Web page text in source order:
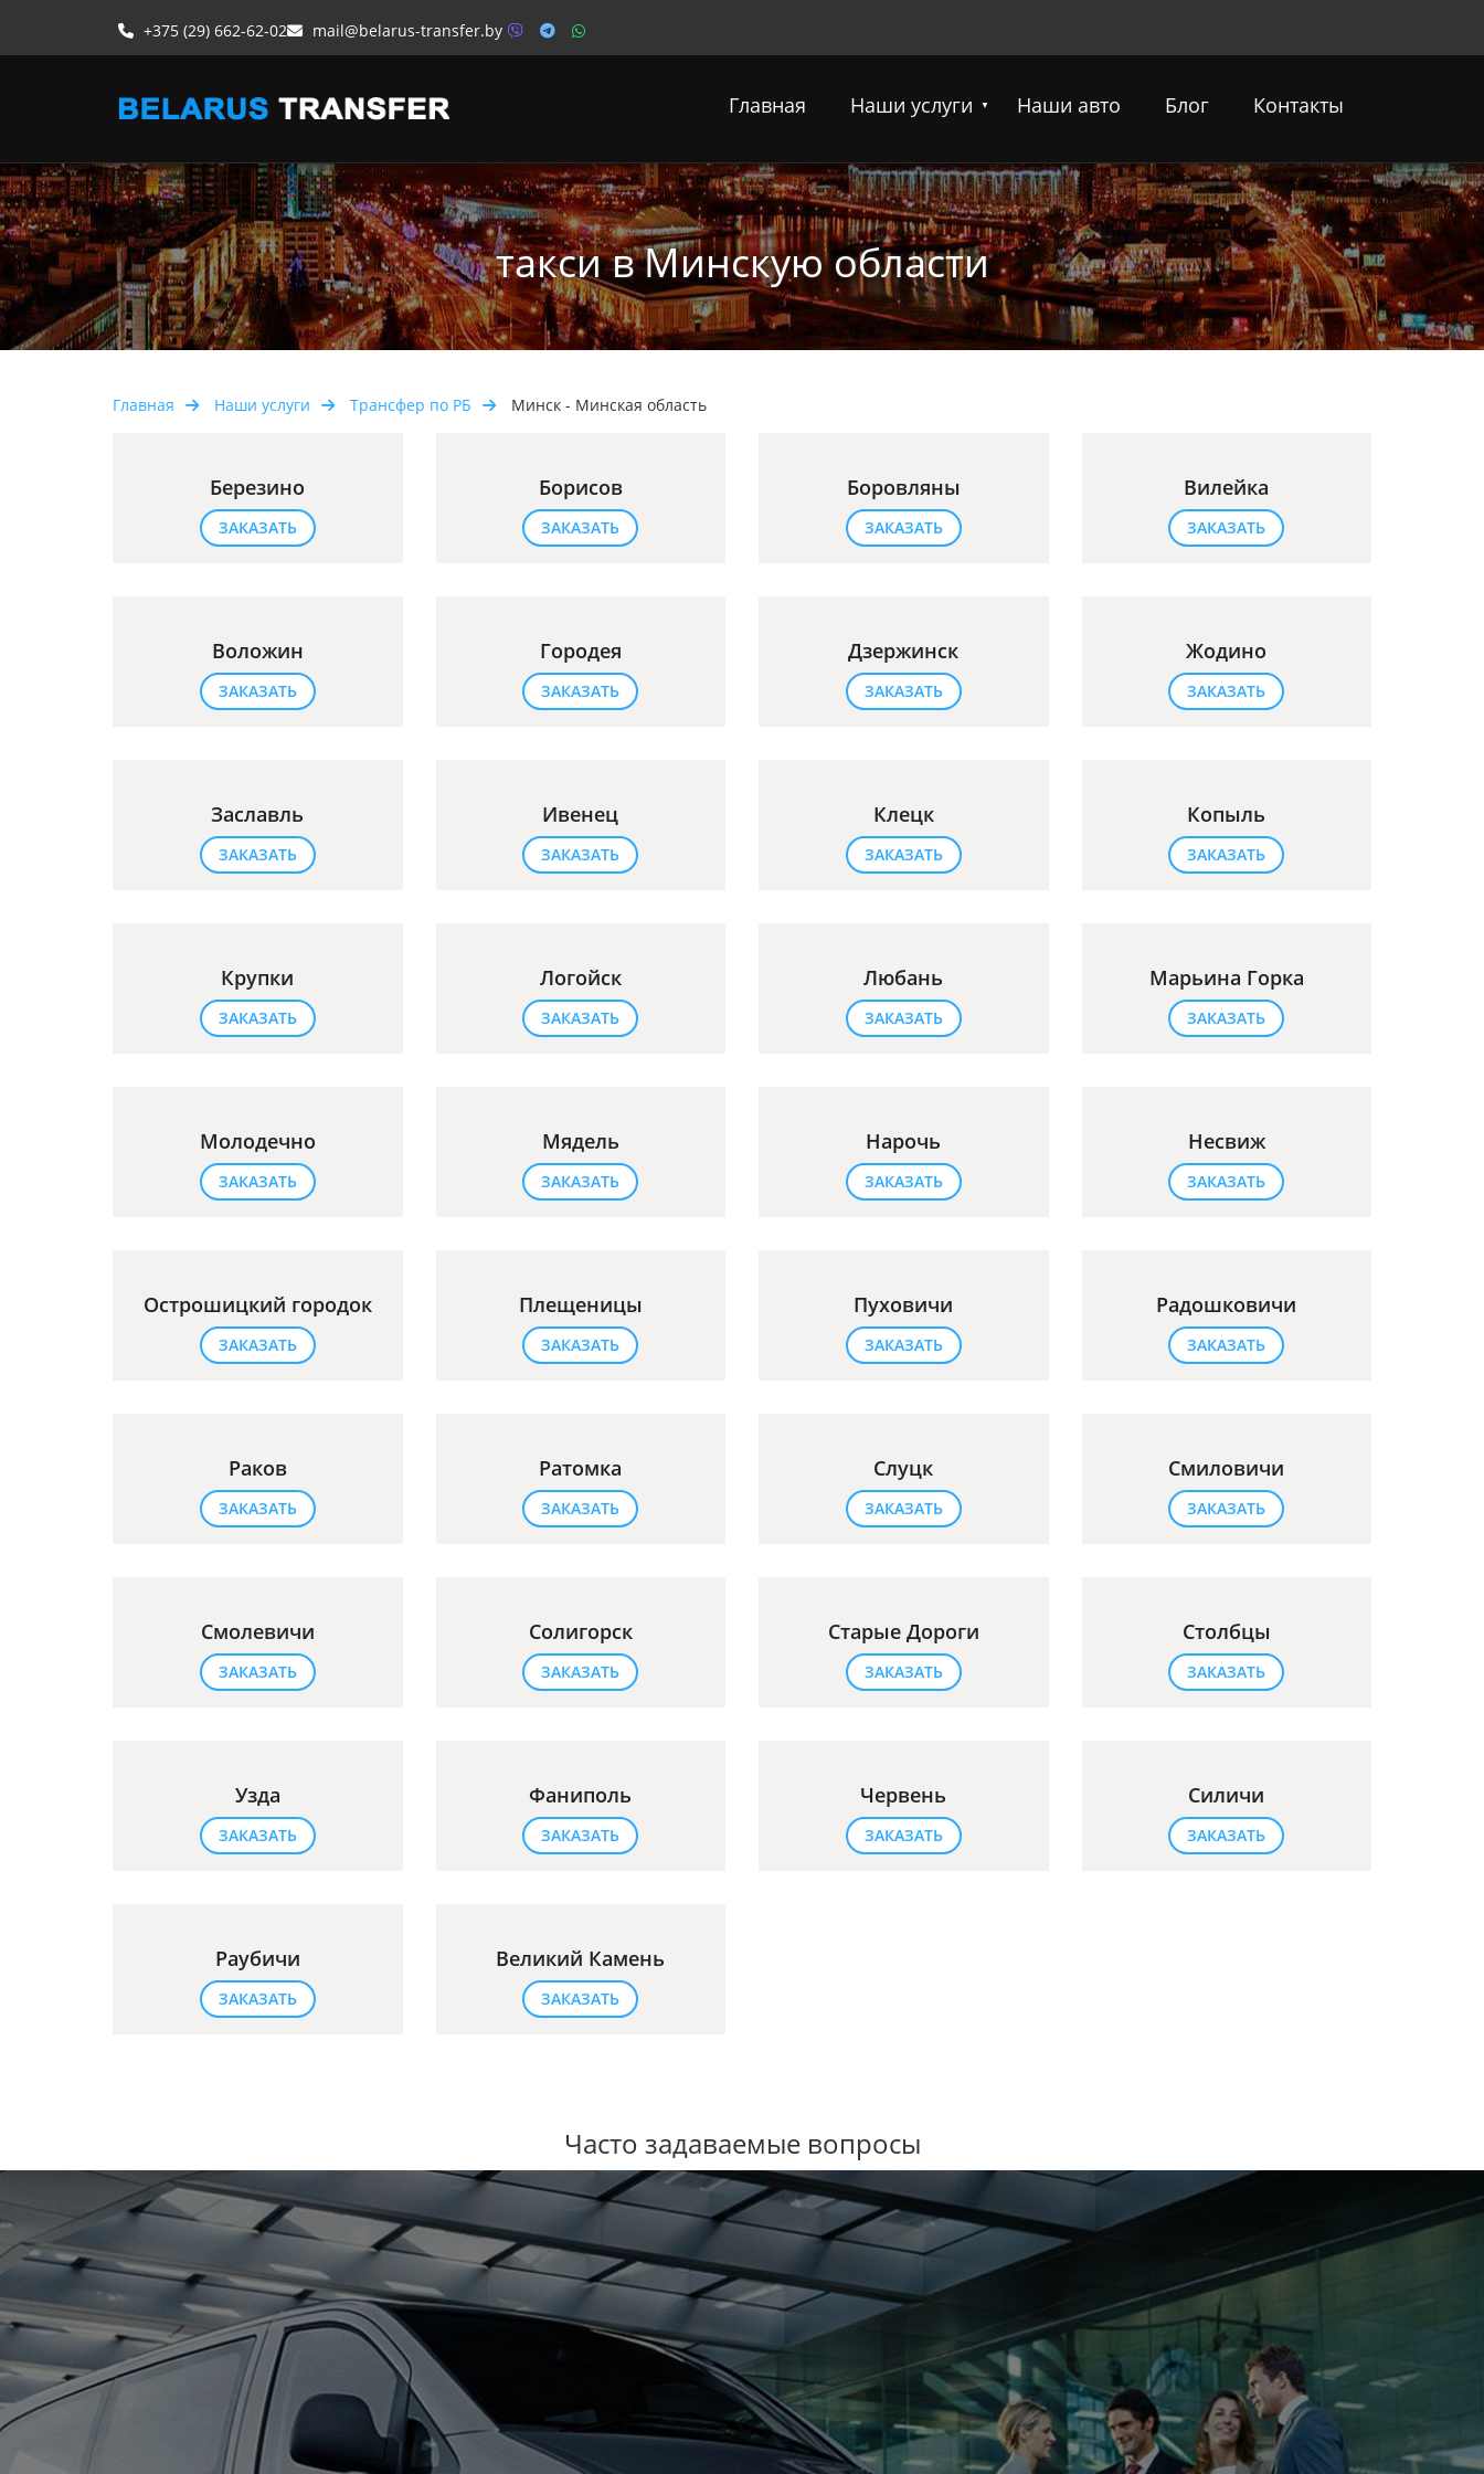
+375 (29) 662-62-02 mail@belarus-transfer.by
Главная Наши услуги Наши авто Блог Контакты
такси в Минскую области
Главная Наши услуги Трансфер по РБ Минск - Минская область
Березино
ЗАКАЗАТЬ
Борисов
ЗАКАЗАТЬ
Боровляны
ЗАКАЗАТЬ
Вилейка
ЗАКАЗАТЬ
Воложин
ЗАКАЗАТЬ
Городея
ЗАКАЗАТЬ
Дзержинск
ЗАКАЗАТЬ
Жодино
ЗАКАЗАТЬ
Заславль
ЗАКАЗАТЬ
Ивенец
ЗАКАЗАТЬ
Клецк
ЗАКАЗАТЬ
Копыль
ЗАКАЗАТЬ
Крупки
ЗАКАЗАТЬ
Логойск
ЗАКАЗАТЬ
Любань
ЗАКАЗАТЬ
Марьина Горка
ЗАКАЗАТЬ
Молодечно
ЗАКАЗАТЬ
Мядель
ЗАКАЗАТЬ
Нарочь
ЗАКАЗАТЬ
Несвиж
ЗАКАЗАТЬ
Острошицкий городок
ЗАКАЗАТЬ
Плещеницы
ЗАКАЗАТЬ
Пуховичи
ЗАКАЗАТЬ
Радошковичи
ЗАКАЗАТЬ
Раков
ЗАКАЗАТЬ
Ратомка
ЗАКАЗАТЬ
Слуцк
ЗАКАЗАТЬ
Смиловичи
ЗАКАЗАТЬ
Смолевичи
ЗАКАЗАТЬ
Солигорск
ЗАКАЗАТЬ
Старые Дороги
ЗАКАЗАТЬ
Столбцы
ЗАКАЗАТЬ
Узда
ЗАКАЗАТЬ
Фаниполь
ЗАКАЗАТЬ
Червень
ЗАКАЗАТЬ
Силичи
ЗАКАЗАТЬ
Раубичи
ЗАКАЗАТЬ
Великий Камень
ЗАКАЗАТЬ
Часто задаваемые вопросы